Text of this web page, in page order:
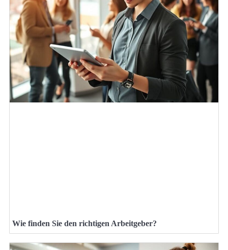
Wie finden Sie den richtigen Arbeitgeber?